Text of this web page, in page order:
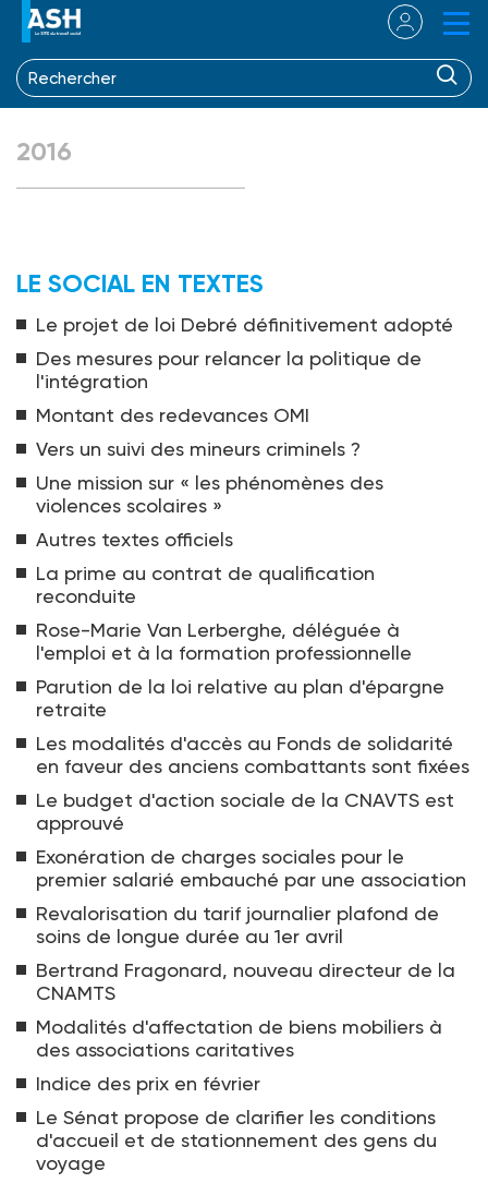
2016
LE SOCIAL EN TEXTES
Le projet de loi Debré définitivement adopté
Des mesures pour relancer la politique de
l'intégration
Montant des redevances OMI
Vers un suivi des mineurs criminels ?
Une mission sur « les phénomènes des
violences scolaires »
Autres textes officiels
La prime au contrat de qualification
reconduite
Rose-Marie Van Lerberghe, déléguée à
l'emploi et à la formation professionnelle
Parution de la loi relative au plan d'épargne
retraite
Les modalités d'accès au Fonds de solidarité
en faveur des anciens combattants sont fixées
Le budget d'action sociale de la CNAVTS est
approuvé
Exonération de charges sociales pour le
premier salarié embauché par une association
Revalorisation du tarif journalier plafond de
soins de longue durée au 1er avril
Bertrand Fragonard, nouveau directeur de la
CNAMTS
Modalités d'affectation de biens mobiliers à
des associations caritatives
Indice des prix en février
Le Sénat propose de clarifier les conditions
d'accueil et de stationnement des gens du
voyage